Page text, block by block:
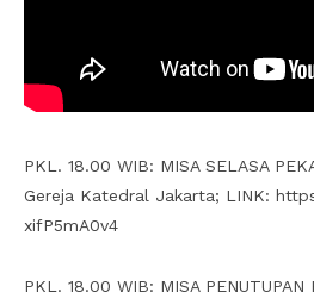
PKL. 18.00 WIB: MISA SELASA
Gereja Katedral Jakarta; LINK:
xifP5mA0v4
PKL. 18.00 WIB: MISA PENUTUPAN